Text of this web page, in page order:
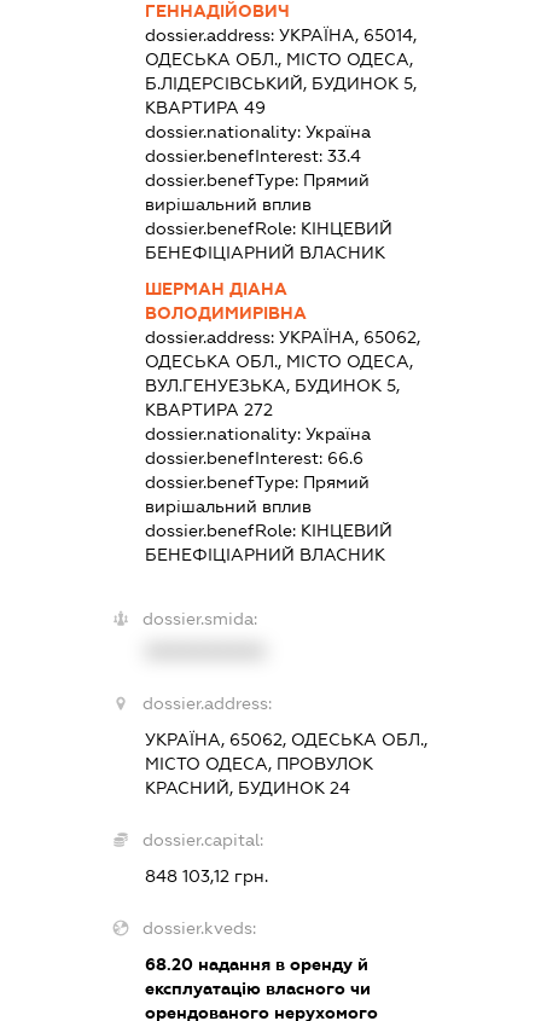
ГЕННАДІЙОВИЧ
dossier.address:УКРАЇНА, 65014,
ОДЕСЬКА ОБЛ., МІСТО ОДЕСА,
Б.ЛІДЕРСІВСЬКИЙ, БУДИНОК 5,
КВАРТИРА 49
dossier.nationality:Україна
dossier.benefInterest:33.4
dossier.benefType: Прямий
вирішальний вплив
dossier.benefRole: КІНЦЕВИЙ
БЕНЕФІЦІАРНИЙ ВЛАСНИК
ШЕРМАН ДІАНА
ВОЛОДИМИРІВНА
dossier.address:УКРАЇНА, 65062,
ОДЕСЬКА ОБЛ., МІСТО ОДЕСА,
ВУЛ.ГЕНУЕЗЬКА, БУДИНОК 5,
КВАРТИРА 272
dossier.nationality:Україна
dossier.benefInterest: 66.6
dossier.benefType: Прямий
вирішальний вплив
dossier.benefRole: КІНЦЕВИЙ
БЕНЕФІЦІАРНИЙ ВЛАСНИК
dossier.smida:
dossier.address:
УКРАЇНА, 65062, ОДЕСЬКА ОБЛ.,
МІСТО ОДЕСА, ПРОВУЛОК
КРАСНИЙ, БУДИНОК 24
dossier.capital:
848 103,12 грн.
dossier.kveds:
68.20 надання в оренду й
експлуатацію власного чи
орендованого нерухомого